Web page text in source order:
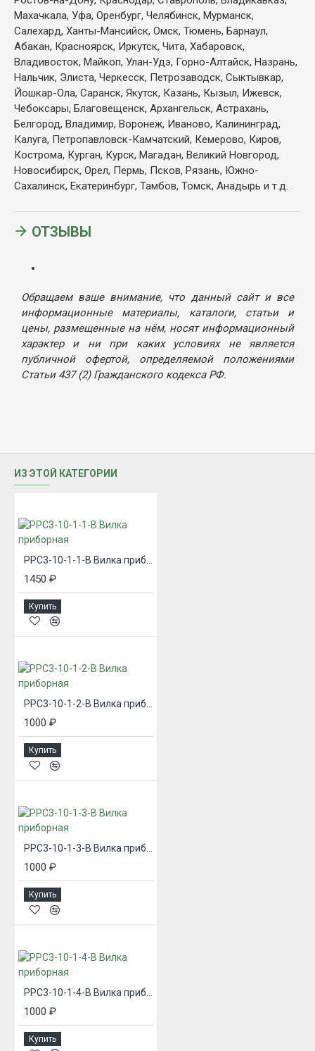
Махачкала, Уфа, Оренбург, Челябинск, Мурманск,
Салехард, Ханты-Мансийск, Омск, Тюмень, Барнаул,
Абакан, Красноярск, Иркутск, Чита, Хабаровск,
Владивосток, Майкоп, Улан-Удэ, Горно-Алтайск, Назрань,
Нальчик, Элиста, Черкесск, Петрозаводск, Сыктывкар,
Йошкар-Ола, Саранск, Якутск, Казань, Кызыл, Ижевск,
Чебоксары, Благовещенск, Архангельск, Астрахань,
Белгород, Владимир, Воронеж, Иваново, Калининград,
Калуга, Петропавловск-Камчатский, Кемерово, Киров,
Кострома, Курган, Курск, Магадан, Великий Новгород,
Новосибирск, Орел, Пермь, Псков, Рязань, Южно-
Сахалинск, Екатеринбург, Тамбов, Томск, Анадырь и т.д.
ОТЗЫВЫ
Обращаем ваше внимание, что данный сайт и все
информационные материалы, каталоги, статьи и
цены, размещенные на нём, носят информационный
характер и ни при каких условиях не является
публичной офертой, определяемой положениями
Статьи 437 (2) Гражданского кодекса РФ.
ИЗ ЭТОЙ КАТЕГОРИИ
1450 ₽
Купить
РРС3-10-1-2-В Вилка приборная
1000 ₽
Купить
РРС3-10-1-3-В Вилка приборная
1000 ₽
Купить
1000 ₽
Купить